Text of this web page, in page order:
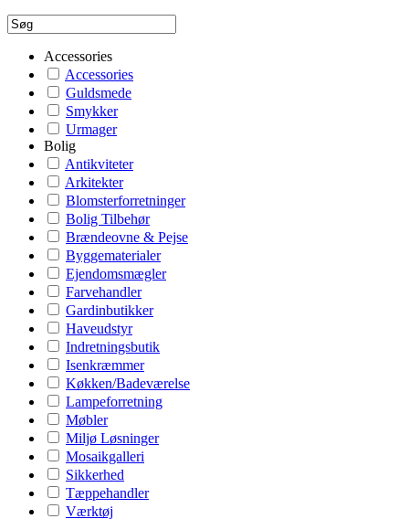
Accessories
Accessories
Guldsmede
Smykker
Urmager
Bolig
Antikviteter
Arkitekter
Blomsterforretninger
Bolig Tilbehør
Brændeovne & Pejse
Byggematerialer
Ejendomsmægler
Farvehandler
Gardinbutikker
Haveudstyr
Indretningsbutik
Isenkræmmer
Køkken/Badeværelse
Lampeforretning
Møbler
Miljø Løsninger
Mosaikgalleri
Sikkerhed
Tæppehandler
Værktøj